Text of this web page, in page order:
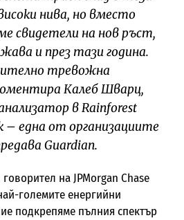
нива, но вместо
свидетели на нов ръст,
и през тази година.
тревожна
Калеб Шварц,
в Rainforest
– една от организациите
Guardian.
на JPMorgan Chase
големите енергийни
подкрепяме пълния спектър